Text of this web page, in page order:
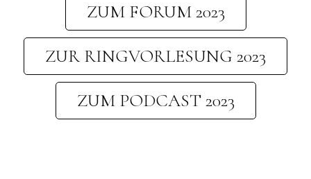
ZUM FORUM 2023
ZUR RINGVORLESUNG 2023
ZUM PODCAST 2023